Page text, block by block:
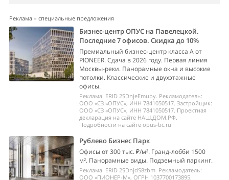
Реклама – специальные предложения
Бизнес-центр ОПУС на Павелецкой.
Последние 7 офисов. Скидка до 10%
Премиальный бизнес-центр класса А от
PIONEER. Сдача в 2026 году. Первая линия
Москвы-реки. Панорамные окна и высокие
потолки. Классические и двухэтажные
офисы.
Реклама. ERID 2SDnjeEmuby. Рекламодатель:
ООО «СЗ «ОПУС», ИНН 7841050517. Застройщик:
ООО «СЗ «ОПУС», ИНН 7841050517. Проектная
декларация на сайте НАШ.ДОМ.РФ.
Подробности на сайте opus-bc.ru
Рублево Бизнес Парк
Офисы от 300 тыс. ₽/м². Гранд-лобби 1500
м². Панорамные виды. Подземный паркинг.
Реклама. ERID 2SDnjdS8zbm. Рекламодатель:
ООО «ПИОНЕР-М», ОГРН 1037700173895.